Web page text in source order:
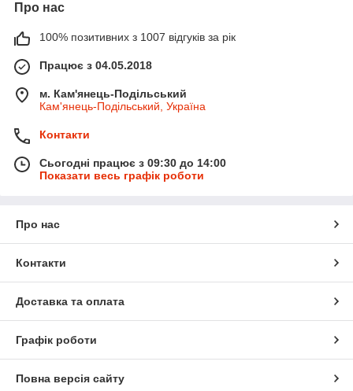
Про нас
100% позитивних з 1007 відгуків за рік
Працює з 04.05.2018
м. Кам'янець-Подільський
Кам'янець-Подільський, Україна
Контакти
Сьогодні працює з 09:30 до 14:00
Показати весь графік роботи
Про нас
Контакти
Доставка та оплата
Графік роботи
Повна версія сайту